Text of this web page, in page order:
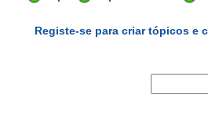
Registe-se para criar tópicos e